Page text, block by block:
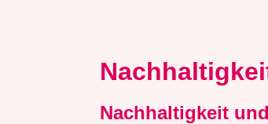
Nachhaltigkeit